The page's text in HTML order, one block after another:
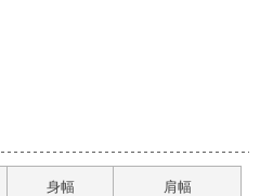
身幅 肩幅